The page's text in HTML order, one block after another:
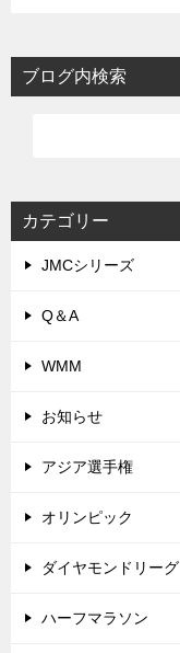
ブログ内検索
カテゴリー
JMCシリーズ
Q＆A
WMM
お知らせ
アジア選手権
オリンピック
ダイヤモンドリーグ
ハーフマラソン